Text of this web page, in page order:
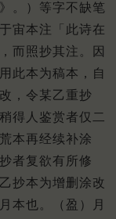
。）等字不缺笔
宙本注「此诗在
而照抄其注。因
此本为稿本，自
，令某乙重抄
得人鉴赏者仅二
本再经续补涂
者复欲有所修
抄本为增删涂改
本也。（盈）月